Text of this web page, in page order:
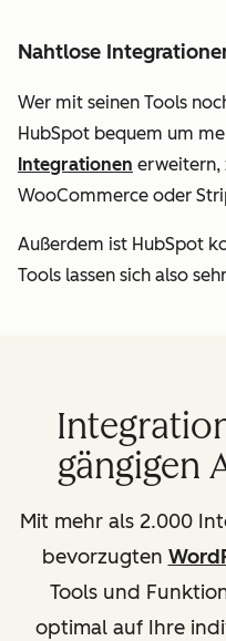
Nahtlose
Wer mit seinen Tools
HubSpot bequem um
Integrationen erweitern,
WooCommerce oder
Außerdem ist HubSpot
Tools lassen sich also
gängigen
Mit mehr als 2.000
bevorzugten
Tools und
optimal auf Ihre